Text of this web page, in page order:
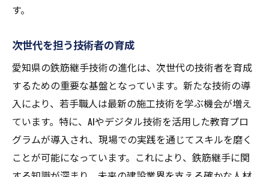
す。
次世代を担う技術者の育成
愛知県の鉄筋継手技術の進化は、次世代の技術者を育成
するための重要な基盤となっています。新たな技術の導
入により、若手職人は最新の施工技術を学ぶ機会が増え
ています。特に、AIやデジタル技術を活用した教育プロ
グラムが導入され、現場での実践を通じてスキルを磨く
ことが可能になっています。これにより、鉄筋継手に関